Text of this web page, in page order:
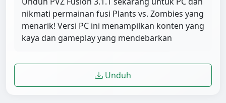
nikmati permainan fusi Plants vs. Zombies yang
menarik! Versi PC ini menampilkan konten yang
kaya dan gameplay yang mendebarkan
Unduh